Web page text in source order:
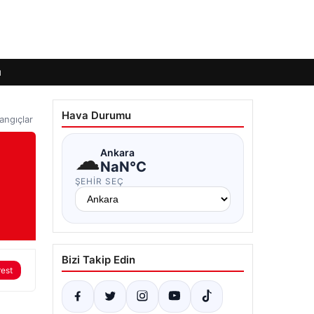
Hava Durumu
☁Ankara
NaN°C
ŞEHIR SEÇ
Bizi Takip Edin